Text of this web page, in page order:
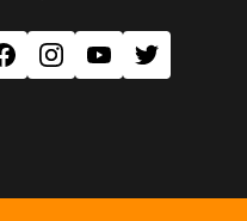
FacebookInstagram
YouTubeTwitter